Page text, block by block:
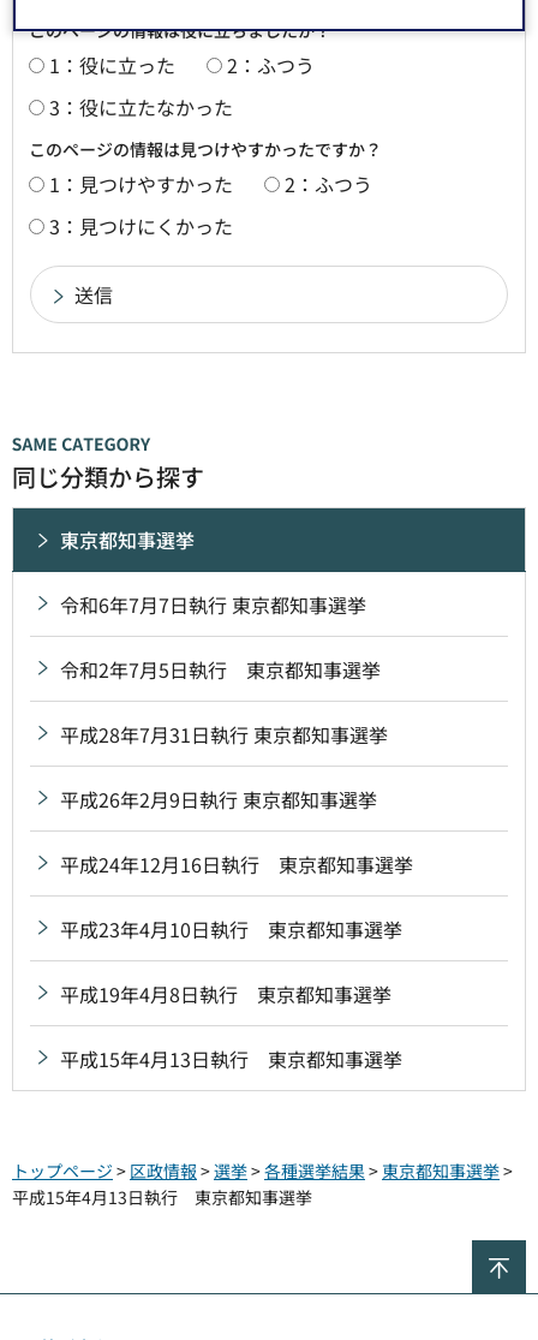
このページの情報は役に立ちましたか？
1：役に立った
2：ふつう
3：役に立たなかった
このページの情報は見つけやすかったですか？
1：見つけやすかった
2：ふつう
3：見つけにくかった
同じ分類から探す
東京都知事選挙
令和6年7月7日執行 東京都知事選挙
令和2年7月5日執行 東京都知事選挙
平成28年7月31日執行 東京都知事選挙
平成26年2月9日執行 東京都知事選挙
平成24年12月16日執行 東京都知事選挙
平成23年4月10日執行 東京都知事選挙
平成19年4月8日執行 東京都知事選挙
平成15年4月13日執行 東京都知事選挙
トップページ > 区政情報 >選挙>各種選挙結果 > 東京都知事選挙>
平成15年4月13日執行 東京都知事選挙